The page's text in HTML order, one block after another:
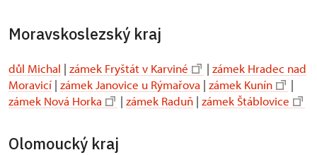
Moravskoslezský kraj
důl Michal | zámek Fryštát v Karviné | zámek Hradec nad
Moravicí | zámek Janovice u Rýmařova | zámek Kunín
|
zámek Nová Horka
| zámek Raduň | zámek Štáblovice
Olomoucký kraj